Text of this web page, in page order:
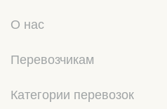
О нас
Перевозчикам
Категории перевозок